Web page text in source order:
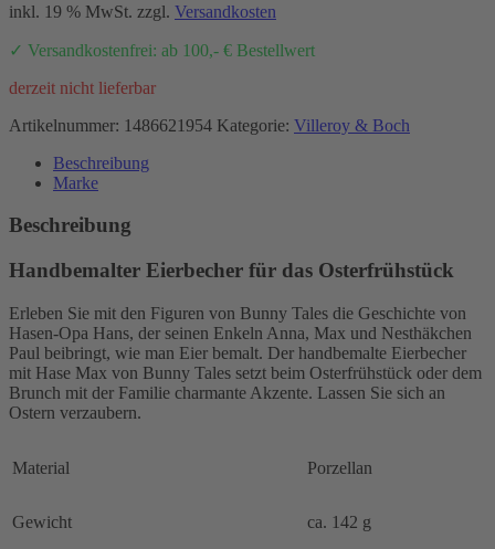
inkl. 19 % MwSt. zzgl. Versandkosten
✓ Versandkostenfrei: ab 100,- € Bestellwert
derzeit nicht lieferbar
Artikelnummer: 1486621954 Kategorie: Villeroy & Boch
Beschreibung
Marke
Beschreibung
Handbemalter Eierbecher für das Osterfrühstück
Erleben Sie mit den Figuren von Bunny Tales die Geschichte von
Hasen-Opa Hans, der seinen Enkeln Anna, Max und Nesthäkchen
Paul beibringt, wie man Eier bemalt. Der handbemalte Eierbecher
mit Hase Max von Bunny Tales setzt beim Osterfrühstück oder dem
Brunch mit der Familie charmante Akzente. Lassen Sie sich an
Ostern verzaubern.
Material Porzellan
Gewicht ca. 142 g